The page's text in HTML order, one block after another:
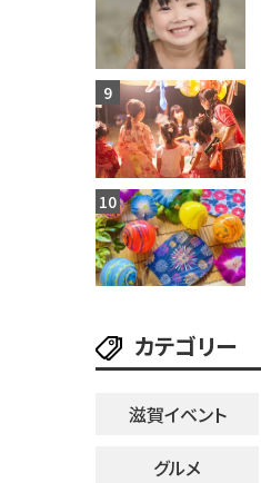
カテゴリー
滋賀イベント
グルメ